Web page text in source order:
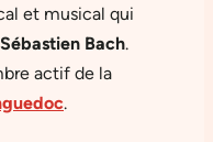
et musical qui
Bach.
actif de la
.